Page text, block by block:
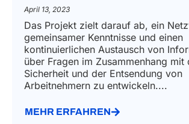
April 13, 2023
Das Projekt zielt darauf ab, ein
gemeinsamer Kenntnisse und einen
kontinuierlichen Austausch von
über Fragen im Zusammenhang mit
Sicherheit und der Entsendung von
Arbeitnehmern zu entwickeln....
MEHR ERFAHREN